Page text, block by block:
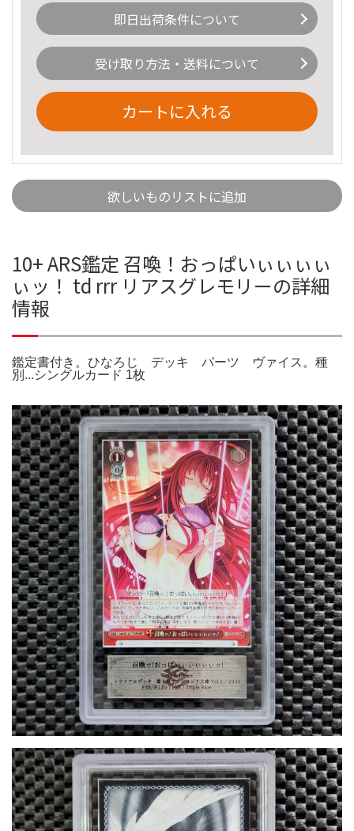
即日出荷条件について
受け取り方法・送料について
カートに入れる
欲しいものリストに追加
10+ ARS鑑定 召喚！おっぱいぃぃぃぃ
ぃッ！ td rrr リアスグレモリーの詳細
情報
鑑定書付き。ひなろじ デッキ パーツ ヴァイス。種
別...シングルカード 1枚